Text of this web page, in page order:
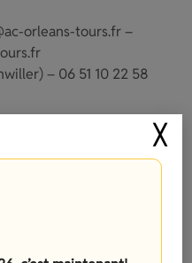
orleans-tours.fr–
– 06 51 10 22 58
╳